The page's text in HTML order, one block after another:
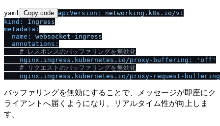
yaml Copy code apiVersion: networking.k8s.io/v1
kind:
Ingress
metadata:
name:
websocket-ingress
annotations:
# レスポンスのバッファリングを無効化
nginx.ingress.kubernetes.io/proxy-buffering:
'off'
# リクエストのバッファリングを無効化
nginx.ingress.kubernetes.io/proxy-request-
バッファリングを無効にすることで、メッセージが即座にク
ライアントへ届くようになり、リアルタイム性が向上しま
す。